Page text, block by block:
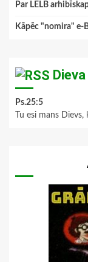
Par LELB
Kāpēc "nomira" e-
Ps.25:5
Tu esi mans